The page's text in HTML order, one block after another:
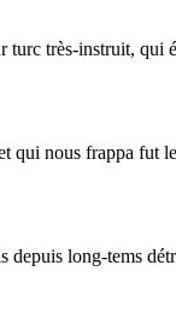
turc très-instruit, qui
qui nous frappa fut
long-tems